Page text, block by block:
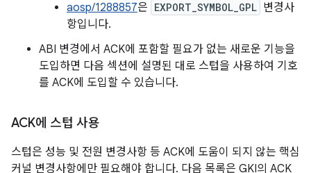
aosp/1288857은 EXPORT_SYMBOL_GPL 변경사
항입니다.
ABI 변경에서 ACK에 포함할 필요가 없는 새로운 기능을
도입하면 다음 섹션에 설명된 대로 스텁을 사용하여 기호
를 ACK에 도입할 수 있습니다.
ACK에 스텁 사용
스텁은 성능 및 전원 변경사항 등 ACK에 도움이 되지 않는 핵심
커널 변경사항에만 필요해야 합니다. 다음 목록은 GKI의 ACK